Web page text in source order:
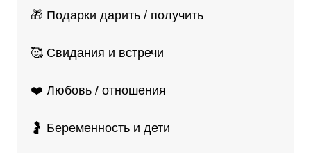
🎁 Подарки дарить / получить
🥰 Свидания и встречи
❤️ Любовь / отношения
🤰 Беременность и дети